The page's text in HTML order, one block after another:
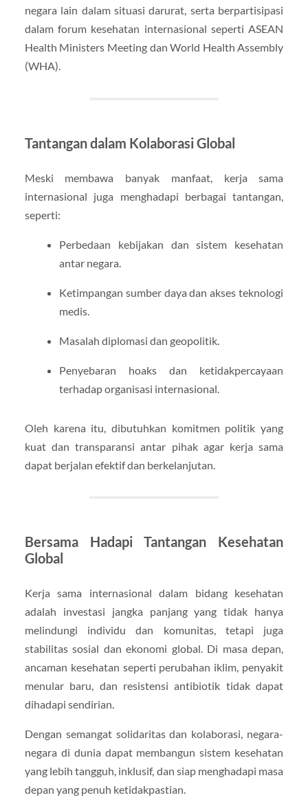
negara lain dalam situasi darurat, serta berpartisipasi
dalam forum kesehatan internasional seperti ASEAN
Health Ministers Meeting dan World Health Assembly
(WHA).
Tantangan dalam Kolaborasi Global
Meski membawa banyak manfaat, kerja sama
internasional juga menghadapi berbagai tantangan,
seperti:
Perbedaan kebijakan dan sistem kesehatan
antar negara.
Ketimpangan sumber daya dan akses teknologi
medis.
Masalah diplomasi dan geopolitik.
Penyebaran hoaks dan ketidakpercayaan
terhadap organisasi internasional.
Oleh karena itu, dibutuhkan komitmen politik yang
kuat dan transparansi antar pihak agar kerja sama
dapat berjalan efektif dan berkelanjutan.
Bersama Hadapi Tantangan Kesehatan
Global
Kerja sama internasional dalam bidang kesehatan
adalah investasi jangka panjang yang tidak hanya
melindungi individu dan komunitas, tetapi juga
stabilitas sosial dan ekonomi global. Di masa depan,
ancaman kesehatan seperti perubahan iklim, penyakit
menular baru, dan resistensi antibiotik tidak dapat
dihadapi sendirian.
Dengan semangat solidaritas dan kolaborasi, negara-
negara di dunia dapat membangun sistem kesehatan
yang lebih tangguh, inklusif, dan siap menghadapi masa
depan yang penuh ketidakpastian.